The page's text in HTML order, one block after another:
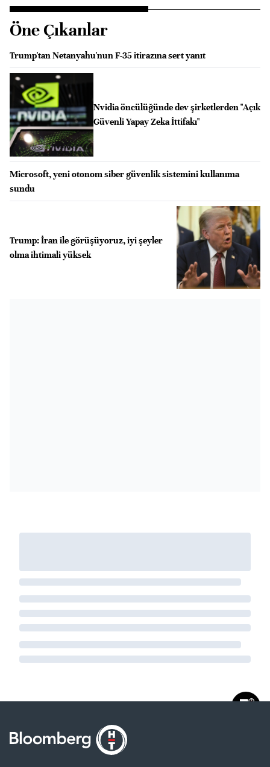
Öne Çıkanlar
Trump'tan Netanyahu'nun F-35 itirazına sert yanıt
Nvidia öncülüğünde dev şirketlerden "Açık
Güvenli Yapay Zeka İttifakı"
Microsoft, yeni otonom siber güvenlik sistemini kullanıma
sundu
Trump: İran ile görüşüyoruz, iyi şeyler
olma ihtimali yüksek